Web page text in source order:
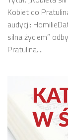
Kobiet do
audycji:
silna życiem”
Pratulina....